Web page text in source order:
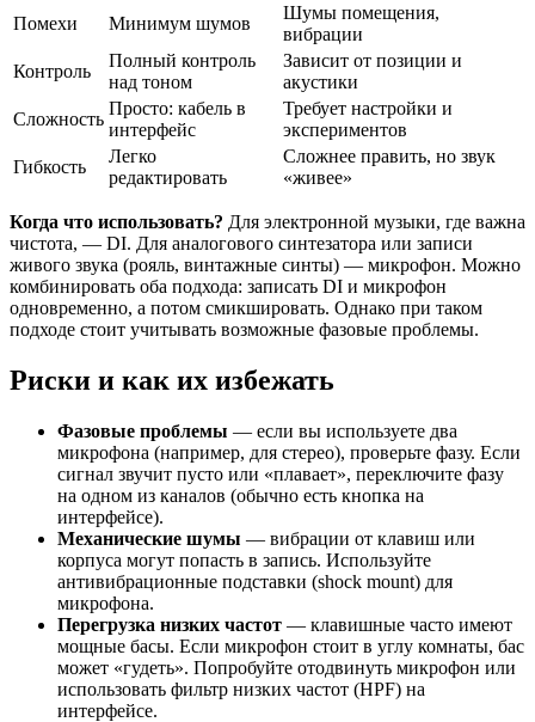
Помехи Минимум шумов
Шумы помещения,
вибрации
Контроль
Полный контроль
над тоном
Зависит от позиции и
акустики
Сложность
Просто: кабель в
интерфейс
Требует настройки и
экспериментов
Гибкость
Легко
редактировать
Сложнее править, но звук
«живее»
Когда что использовать? Для электронной музыки, где важна
чистота, — DI. Для аналогового синтезатора или записи
живого звука (рояль, винтажные синты) — микрофон. Можно
комбинировать оба подхода: записать DI и микрофон
одновременно, а потом смикшировать. Однако при таком
подходе стоит учитывать возможные фазовые проблемы.
Риски и как их избежать
Фазовые проблемы — если вы используете два
микрофона (например, для стерео), проверьте фазу. Если
сигнал звучит пусто или «плавает», переключите фазу
на одном из каналов (обычно есть кнопка на
интерфейсе).
Механические шумы — вибрации от клавиш или
корпуса могут попасть в запись. Используйте
антивибрационные подставки (shock mount) для
микрофона.
Перегрузка низких частот — клавишные часто имеют
мощные басы. Если микрофон стоит в углу комнаты, бас
может «гудеть». Попробуйте отодвинуть микрофон или
использовать фильтр низких частот (HPF) на
интерфейсе.